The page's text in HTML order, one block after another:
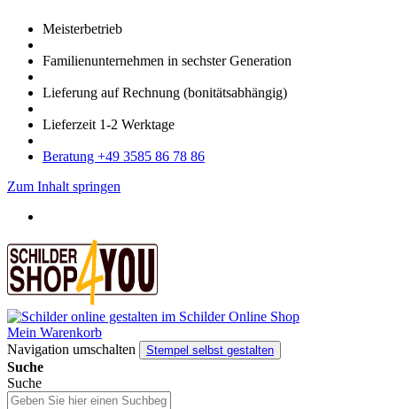
Meister­betrieb
Familien­unter­nehmen in sechster Gene­ration
Lieferung auf Rech­nung (bonitätsabhängig)
Liefer­zeit 1-2 Werk­tage
Bera­tung +49 3585 86 78 86
Zum Inhalt springen
Mein Warenkorb
Navigation umschalten
Stempel selbst gestalten
Suche
Suche